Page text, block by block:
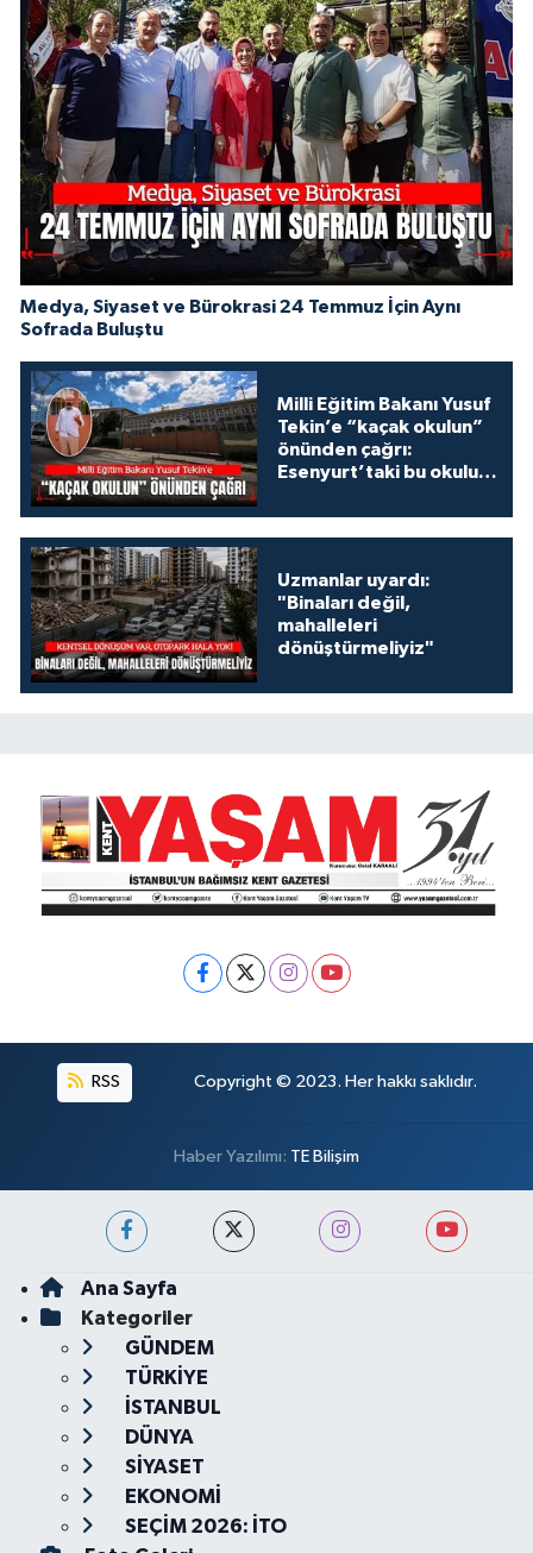
Medya, Siyaset ve Bürokrasi 24 Temmuz İçin Aynı
Sofrada Buluştu
Milli Eğitim Bakanı Yusuf
Tekin’e “kaçak okulun”
önünden çağrı:
Esenyurt’taki bu okulu
Uzmanlar uyardı:
"Binaları değil,
mahalleleri
dönüştürmeliyiz"
RSS Copyright © 2023. Her hakkı saklıdır.
Haber Yazılımı: TE Bilişim
Ana Sayfa
Kategoriler
GÜNDEM
TÜRKİYE
İSTANBUL
DÜNYA
SİYASET
EKONOMİ
SEÇİM 2026: İTO